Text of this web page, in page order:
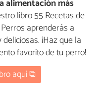
alimentación más
libro 55 Recetas de
aprenderás a
¡Haz que la
favorito de tu perro!
aquí ⧉